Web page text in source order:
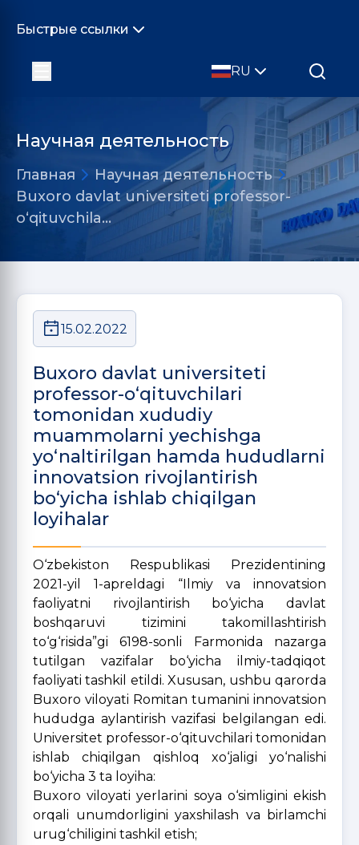
Быстрые ссылки
RU
Научная деятельность
Главная
Научная деятельность
Buxoro davlat universiteti professor-
o‘qituvchila…
15.02.2022
Buxoro davlat universiteti
professor-o‘qituvchilari
tomonidan xududiy
muammolarni yechishga
yo‘naltirilgan hamda hududlarni
innovatsion rivojlantirish
bo‘yicha ishlab chiqilgan
loyihalar
O‘zbekiston Respublikasi Prezidentining
2021-yil 1-apreldagi “Ilmiy va innovatsion
faoliyatni rivojlantirish bo‘yicha davlat
boshqaruvi tizimini takomillashtirish
to‘g‘risida”gi 6198-sonli Farmonida nazarga
tutilgan vazifalar bo‘yicha ilmiy-tadqiqot
faoliyati tashkil etildi. Xususan, ushbu qarorda
Buxoro viloyati Romitan tumanini innovatsion
hududga aylantirish vazifasi belgilangan edi.
Universitet professor-o‘qituvchilari tomonidan
ishlab chiqilgan qishloq xo‘jaligi yo‘nalishi
bo‘yicha 3 ta loyiha:
Buxoro viloyati yerlarini soya o‘simligini ekish
orqali unumdorligini yaxshilash va birlamchi
urug‘chiligini tashkil etish;